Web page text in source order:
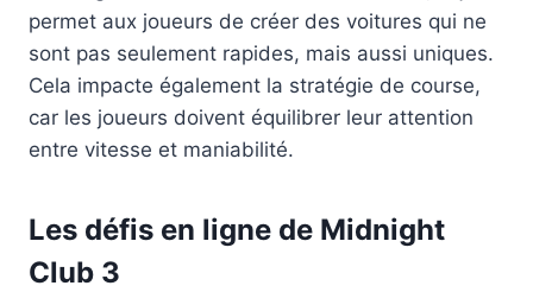
permet aux joueurs de créer des voitures qui ne
sont pas seulement rapides, mais aussi uniques.
Cela impacte également la stratégie de course,
car les joueurs doivent équilibrer leur attention
entre vitesse et maniabilité.
Les défis en ligne de Midnight
Club 3